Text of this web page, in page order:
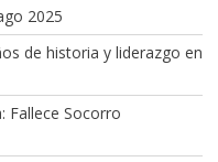
2025
de historia y liderazgo en
Fallece Socorro